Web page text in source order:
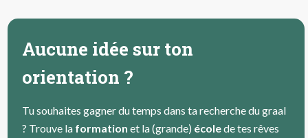
Aucune idée sur ton
orientation ?
Tu souhaites gagner du temps dans ta recherche du graal
? Trouve la formation et la (grande) écolede tes rêves